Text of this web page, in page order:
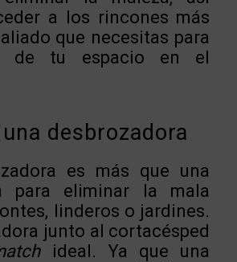
a los rincones más
que necesitas para
de tu espacio en el
desbrozadora
es más que una
para eliminar la mala
linderos o jardines.
junto al cortacésped
ideal. Ya que una